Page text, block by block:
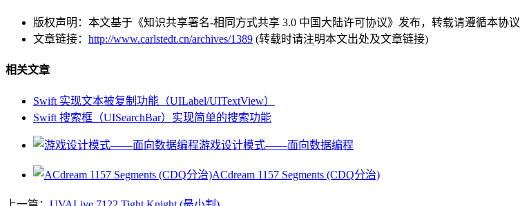
版权声明：本文基于《知识共享署名-相同方式共享 3.0 中国大陆许可协议》发布，转载请遵循本协议
文章链接： http://www.carlstedt.cn/archives/1389 (转载时请注明本文出处及文章链接)
相关文章
Swift 实现文本被复制功能（UILabel/UITextView）
Swift 搜索框（UISearchBar）实现简单的搜索功能
游戏设计模式——面向数据编程
ACdream 1157 Segments (CDQ分治)